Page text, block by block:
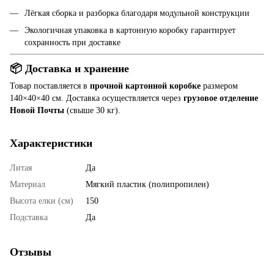
Лёгкая сборка и разборка благодаря модульной конструкции
Экологичная упаковка в картонную коробку гарантирует
сохранность при доставке
📦 Доставка и хранение
Товар поставляется в прочной картонной коробке размером
140×40×40 см. Доставка осуществляется через грузовое отделение
Новой Почты (свыше 30 кг).
Характеристики
Литая
Да
Материал
Мягкий пластик (полипропилен)
Высота елки (см)
150
Подставка
Да
Отзывы